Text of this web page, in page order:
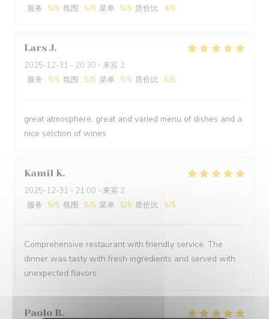
服务 : 5/5 氛围 : 5/5 菜单 : 5/5 质价比 : 4/5
Lars J
2025-12-31 - 20:30 - 来宾 2
服务 : 5/5 氛围 : 5/5 菜单 : 5/5 质价比 : 5/5
great atmosphere, great and varied menu of dishes and a
nice selction of wines
Kamil K
2025-12-31 - 21:00 - 来宾 2
服务 : 5/5 氛围 : 5/5 菜单 : 5/5 质价比 : 5/5
Comprehensive restaurant with friendly service. The
dinner was tasty with fresh ingredients and served with
unexpected flavors.
Paolo B